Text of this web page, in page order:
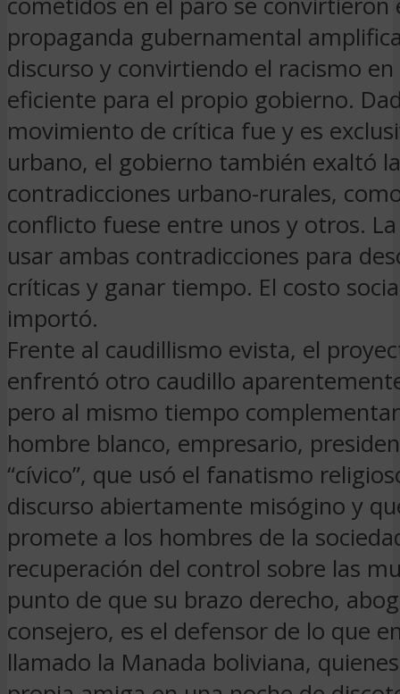
propaganda gubernamental
discurso y convirtiendo el racismo
eficiente para el propio gobierno.
movimiento de crítica fue y es
urbano, el gobierno también exaltó
contradicciones urbano-rurales,
conflicto fuese entre unos y otros.
usar ambas contradicciones para
críticas y ganar tiempo. El costo
importó.
Frente al caudillismo evista, el
enfrentó otro caudillo
pero al mismo tiempo
hombre blanco, empresario,
“cívico”, que usó el fanatismo
discurso abiertamente misógino y
promete a los hombres de la
recuperación del control sobre las
punto de que su brazo derecho,
consejero, es el defensor de lo que
llamado la Manada boliviana,